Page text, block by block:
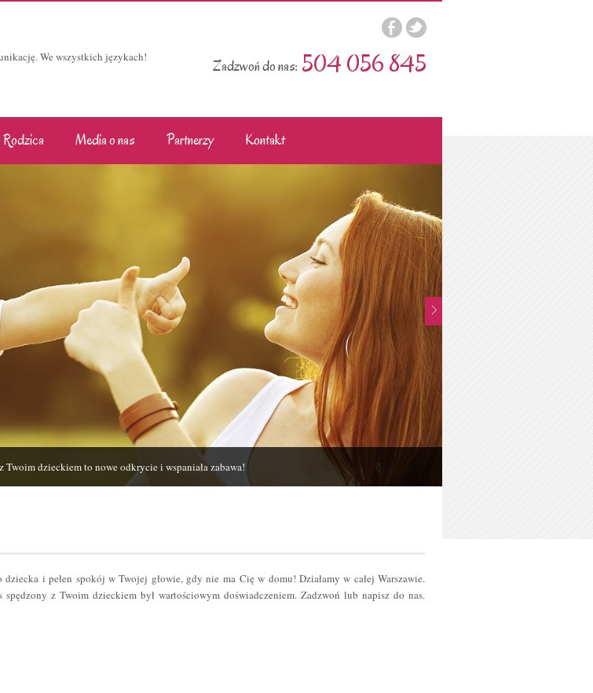
We wszystkich językach! 504 056 845
Zadzwoń do nas:
Rodzica Media o nas Partnerzy Kontakt
dzieckiem to nowe odkrycie i wspaniała zabawa!
i pełen spokój w Twojej głowie, gdy nie ma Cię w domu! Działamy w całej Warszawie.
z Twoim dzieckiem był wartościowym doświadczeniem. Zadzwoń lub napisz do nas.